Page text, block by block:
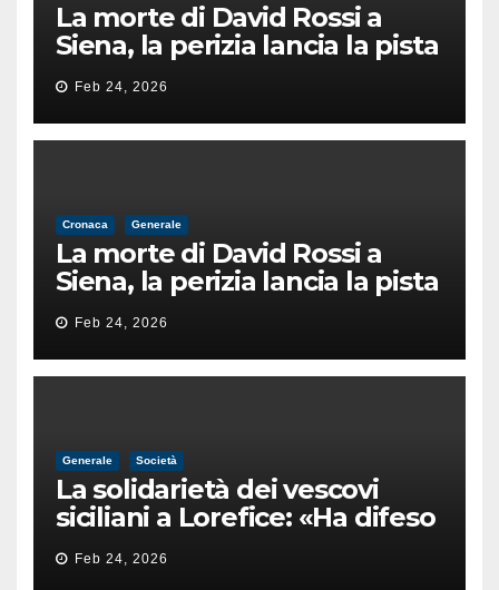
La morte di David Rossi a
Siena, la perizia lancia la pista
di un’intimidazione finita
male
Feb 24, 2026
Cronaca Generale
La morte di David Rossi a
Siena, la perizia lancia la pista
di un’intimidazione finita
male
Feb 24, 2026
Generale Società
La solidarietà dei vescovi
siciliani a Lorefice: «Ha difeso
il valore e la dignità
dell’umanità»
Feb 24, 2026